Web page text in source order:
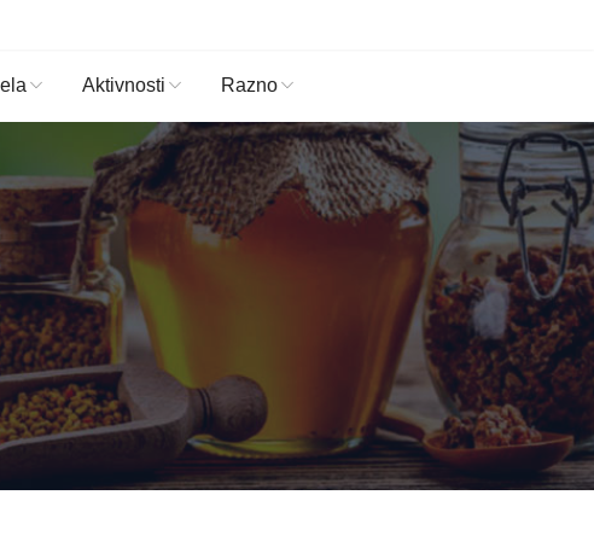
Aktivnosti Razno